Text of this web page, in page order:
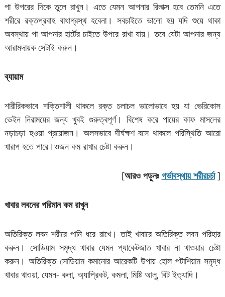
পা উপরের দিকে তুলে রাখুন। এতে যেমন আপনার রিলাক্স হবে তেমনি এতে
শরীরে রক্তপ্রবাহ বাধাগ্রস্থ হবেনা। সবচাইতে ভালো হয় যদি শুয়ে থাকা
অবস্থায় পা আপনার হার্টের চাইতে উপরে রাখা যায়। তবে যেটা আপনার জন্য
আরামদায়ক সেটাই করুন।
ব্যায়াম
শারীরিকভাবে শক্তিশালী থাকলে রক্ত চলাচল ভালোভাবে হয় যা ভেরিকোস
ভেইন নিরাময়ের জন্য খুবই গুরুত্বপূর্ণ। বিশেষ করে পায়ের কাফ মাসলের
নড়াচড়া হওয়া প্রয়োজন। অলসভাবে দীর্ঘক্ষণ বসে থাকলে পরিস্থিতি আরো
খারাপ হতে পারে।ওজন কম রাখার চেষ্টা করুন।
[আরও পড়ুনঃ গর্ভাবস্থায় শরীরচর্চা]
খাবার লবনের পরিমান কম রাখুন
অতিরিক্ত লবন শরীরে পানি ধরে রাখে। তাই খাবারে অতিরিক্ত লবন পরিহার
করুন। সোডিয়াম সমৃদ্ধ খাবার যেমন প্যাকেটজাত খাবার না খাওয়ার চেষ্টা
করুন। অতিরিক্ত সোডিয়াম কমানোর আরেকটি উপায় হোল পটাশিয়াম সমৃদ্ধ
খাবার খাওয়া, যেমন- কলা, অ্যাপ্রিকট, কমলা, মিষ্টি আলু, বিট ইত্যাদি।